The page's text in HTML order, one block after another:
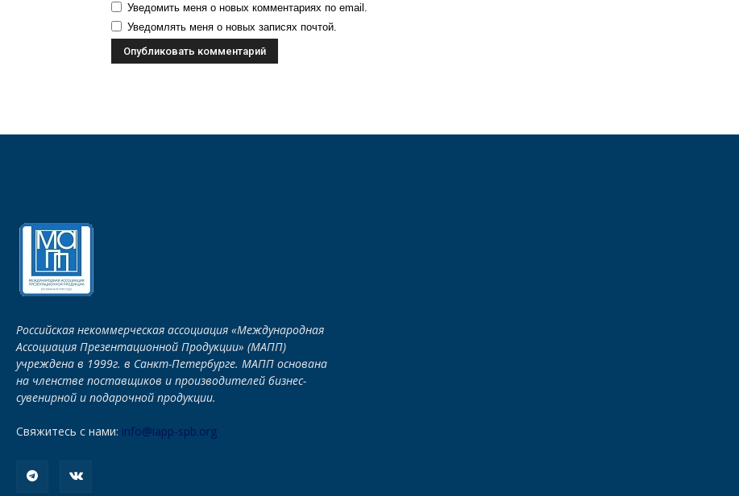
Уведомить меня о новых комментариях по email.
Уведомлять меня о новых записях почтой.
Российская некоммерческая ассоциация «Международная
Ассоциация Презентационной Продукции» (МАПП)
учреждена в 1999г. в Санкт-Петербурге. МАПП основана
на членстве поставщиков и производителей бизнес-
сувенирной и подарочной продукции.
Свяжитесь с нами: info@iapp-spb.org